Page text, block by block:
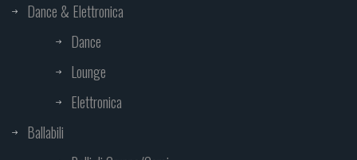
Dance & Elettronica
Dance
Lounge
Elettronica
Ballabili